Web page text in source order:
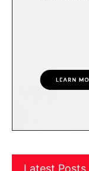
Latest Posts